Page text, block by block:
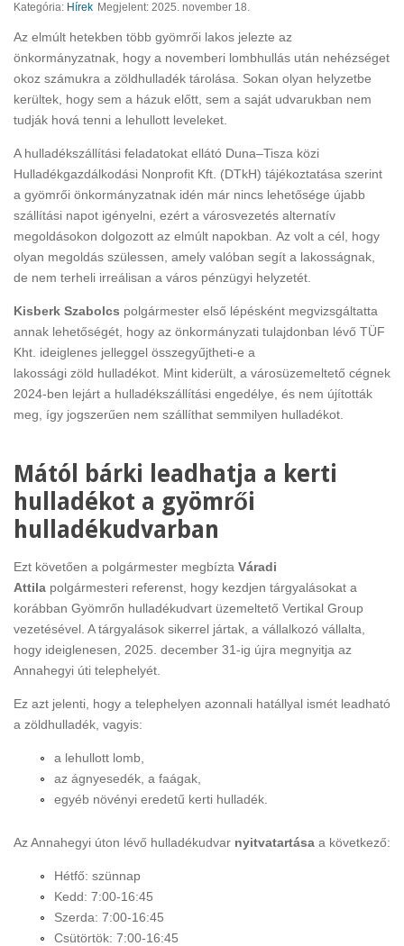
Kategória: Hírek Megjelent: 2025. november 18.
Az elmúlt hetekben több gyömrői lakos jelezte az
önkormányzatnak, hogy a novemberi lombhullás után nehézséget
okoz számukra a zöldhulladék tárolása. Sokan olyan helyzetbe
kerültek, hogy sem a házuk előtt, sem a saját udvarukban nem
tudják hová tenni a lehullott leveleket.
A hulladékszállítási feladatokat ellátó Duna–Tisza közi
Hulladékgazdálkodási Nonprofit Kft. (DTkH) tájékoztatása szerint
a gyömrői önkormányzatnak idén már nincs lehetősége újabb
szállítási napot igényelni, ezért a városvezetés alternatív
megoldásokon dolgozott az elmúlt napokban. Az volt a cél, hogy
olyan megoldás szülessen, amely valóban segít a lakosságnak,
de nem terheli irreálisan a város pénzügyi helyzetét.
Kisberk Szabolcs polgármester első lépésként megvizsgáltatta
annak lehetőségét, hogy az önkormányzati tulajdonban lévő TÜF
Kht. ideiglenes jelleggel összegyűjtheti-e a
lakossági zöld hulladékot. Mint kiderült, a városüzemeltető cégnek
2024-ben lejárt a hulladékszállítási engedélye, és nem újították
meg, így jogszerűen nem szállíthat semmilyen hulladékot.
Mától bárki leadhatja a kerti
hulladékot a gyömrői
hulladékudvarban
Ezt követően a polgármester megbízta Váradi
Attila polgármesteri referenst, hogy kezdjen tárgyalásokat a
korábban Gyömrőn hulladékudvart üzemeltető Vertikal Group
vezetésével. A tárgyalások sikerrel jártak, a vállalkozó vállalta,
hogy ideiglenesen, 2025. december 31-ig újra megnyitja az
Annahegyi úti telephelyét.
Ez azt jelenti, hogy a telephelyen azonnali hatállyal ismét leadható
a zöldhulladék, vagyis:
a lehullott lomb,
az ágnyesedék, a faágak,
egyéb növényi eredetű kerti hulladék.
Az Annahegyi úton lévő hulladékudvar nyitvatartása a következő:
Hétfő: szünnap
Kedd: 7:00-16:45
Szerda: 7:00-16:45
Csütörtök: 7:00-16:45